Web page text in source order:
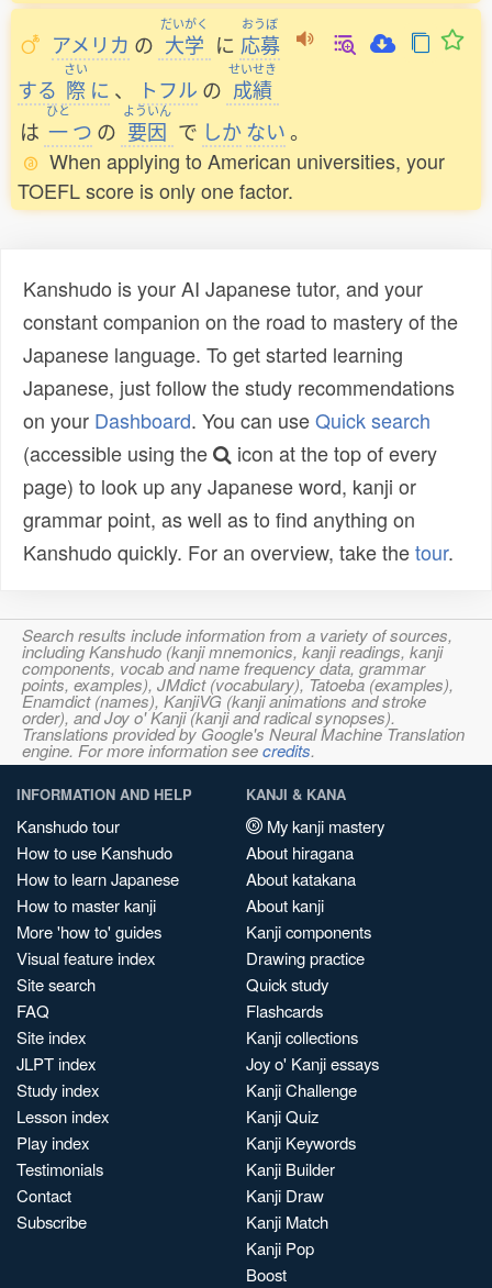
アメリカ の
だいがく
大学 に
おうぼ
応募
する
さい
際 に 、 トフル の
せいせき
成績
は
ひと
一つ の
よういん
要因 で しか ない。
When applying to American universities, your
TOEFL score is only one factor.
Kanshudo is your AI Japanese tutor, and your
constant companion on the road to mastery of the
Japanese language. To get started learning
Japanese, just follow the study recommendations
on your Dashboard. You can useQuick search
(accessible using the
icon at the top of every
page) to look up any Japanese word, kanji or
grammar point, as well as to find anything on
Kanshudo quickly. For an overview, take thetour.
Search results include information from a variety of sources,
including Kanshudo (kanji mnemonics, kanji readings, kanji
components, vocab and name frequency data, grammar
points, examples), JMdict (vocabulary), Tatoeba (examples),
Enamdict (names), KanjiVG (kanji animations and stroke
order), and Joy o' Kanji (kanji and radical synopses).
Translations provided by Google's Neural Machine Translation
engine. For more information seecredits.
INFORMATION AND HELP
Kanshudo tour
How to use Kanshudo
How to learn Japanese
How to master kanji
More 'how to' guides
Visual feature index
Site search
FAQ
Site index
JLPT index
Study index
Lesson index
Play index
Testimonials
Contact
Subscribe
KANJI & KANA
My kanji mastery
About hiragana
About katakana
About kanji
Kanji components
Drawing practice
Quick study
Flashcards
Kanji collections
Joy o' Kanji essays
Kanji Challenge
Kanji Quiz
Kanji Keywords
Kanji Builder
Kanji Draw
Kanji Match
Kanji Pop
Boost